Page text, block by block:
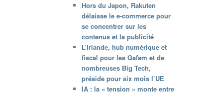
Hors du Japon, Rakuten
délaisse le e-commerce pour
se concentrer sur les
contenus et la publicité
L’Irlande, hub numérique et
fiscal pour les Gafam et de
nombreuses Big Tech,
préside pour six mois l’UE
IA : la « tension » monte entre